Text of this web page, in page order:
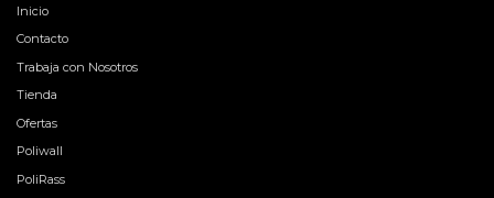
Inicio
Contacto
Trabaja con Nosotros
Tienda
Ofertas
Poliwall
PoliRass